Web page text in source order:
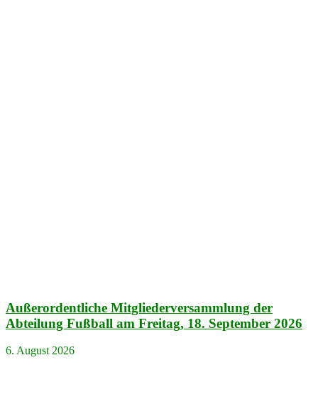
Außerordentliche Mitgliederversammlung der
Abteilung Fußball am Freitag, 18. September 2026
6. August 2026